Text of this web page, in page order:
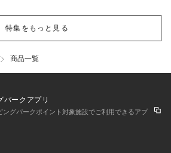
特集をもっと見る
商品一覧
パークアプリ
ングパークポイント対象施設でご利用できるアプ